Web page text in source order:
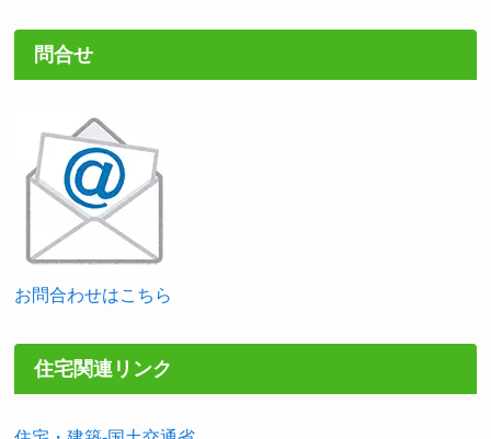
問合せ
お問合わせはこちら
住宅関連リンク